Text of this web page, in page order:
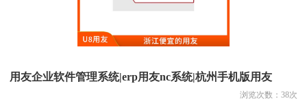
用友企业软件管理系统|erp用友nc系统|杭州手机版用友
浏览次数： 38次